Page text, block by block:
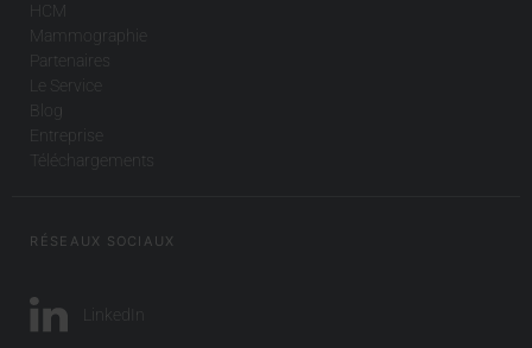
HCM
Mammographie
Partenaires
Le Service
Blog
Entreprise
Téléchargements
RÉSEAUX SOCIAUX
LinkedIn